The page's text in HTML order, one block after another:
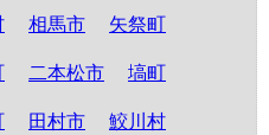
相馬市 矢祭町
二本松市 塙町
田村市 鮫川村